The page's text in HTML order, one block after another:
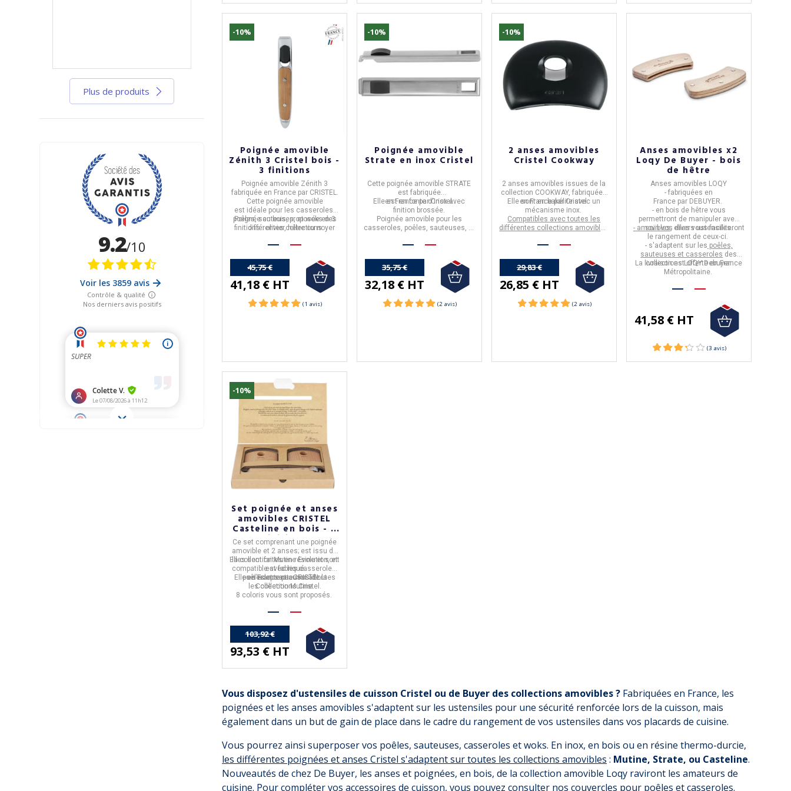
Plus de produits
(8 avis)
-10%
Poignée amovible
Zénith 3 Cristel bois -
3 finitions
Poignée amovible Zénith 3
fabriquée en France par CRISTEL.
Cette poignée amovible
est idéale pour les casseroles,
poêles, sauteuses, et woks des
différentes collections
Casteline, Strate...)
Poignée en bois,proposée en 3
finitions : olivier, hêtre ou noyer
45,75 €
41,18 € HT
-10%
Poignée amovible
Strate en inox Cristel
Cette poignée amovible STRATE
est fabriquée
enFranceparCristel.
Elle est en fonte d'inox avec
finition brossée.
Poignée amovible pour les
casseroles, poêles, sauteuses, et
deCristel
35,75 €
32,18 € HT
-10%
2 anses amovibles
Cristel Cookway
2 anses amovibles issues de la
collection COOKWAY, fabriquées
enFrancepar Cristel.
Elle sont en bakélite avec un
mécanisme inox.
Compatibles avec toutes les
différentes collections amovibles
Casteline, Mutine, Strate.
29,83 €
26,85 € HT
Anses amovibles x2
Loqy De Buyer - bois
de hêtre
Anses amovibles LOQY
- fabriquées en
France par DEBUYER.
- en bois de hêtrevous
permettront de manipuler avec
soin vos divers ustensiles.
- amovibles, elles vous faciliteront
le rangement de ceux-ci.
- s'adaptent sur les poêles,
sauteuses et casseroles des
collections LOQY Debuyer.
La livraison est offerte en France
Métropolitaine.
41,58 € HT
-10%
Set poignée et anses
amovibles CRISTEL
Casteline en bois - 3
finitions
Ce set comprenant une poignée
amovible et 2 anses; est issu de
la collectionMutine Evolution,et
est fabriqué
enFranceparCRISTEL.
Elles sont faites en résine et sont
compatible avec les casseroles,
poêles et sauteuses de la
Collection Mutine.
Elles s'adaptent aussi à toutes
les collections Cristel.
8 coloris vous sont proposés.
103,92 €
93,53 € HT
Vous disposez d'ustensiles de cuisson Cristel ou de Buyer des collections amovibles ? Fabriquées en France, les
poignées et les anses amovibles s'adaptent sur les ustensiles pour une sécurité renforcée lors de la cuisson, mais
également dans un but de gain de place dans le cadre du rangement de vos ustensiles dans vos placards de cuisine.
Vous pourrez ainsi superposer vos poêles, sauteuses, casseroles et woks. En inox, en bois ou en résine thermo-durcie,
les différentes poignées et anses Cristel s'adaptent sur toutes les collections amovibles : Mutine, Strate, ou Casteline.
Nouveautés de chez De Buyer, les anses et poignées, en bois, de la collection amovible Loqy raviront les amateurs de
cuisine. Pour compléter vos accessoires de cuisson, vous pouvez consulter nos couvercles pour poêles et casseroles.